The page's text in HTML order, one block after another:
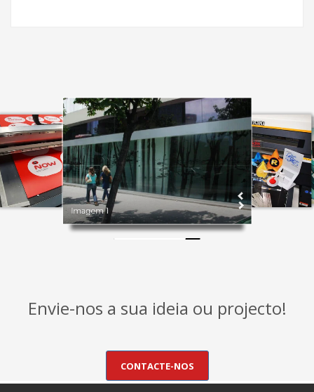
Imagem 1
Envie-nos a sua ideia ou projecto!
CONTACTE-NOS